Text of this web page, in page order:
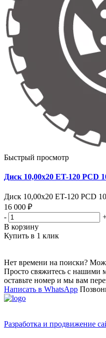
Быстрый просмотр
Диск 10,00х20 ET-120 PCD
Диск 10,00х20 ET-120 PCD
16 000 ₽
-
В корзину
Купить в 1 клик
Нет времени на поиски?
Просто свяжитесь с нашими
оставьте номер и мы вам
Написать в WhatsApp
Разработка и продвижение